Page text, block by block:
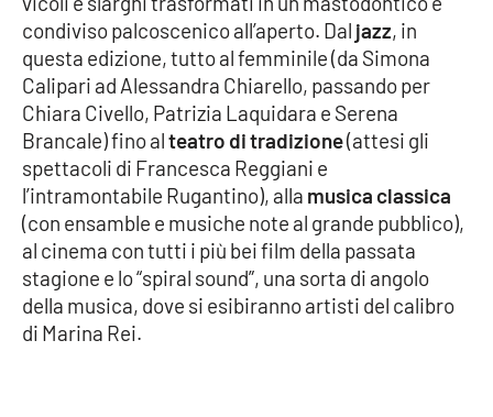
Sanità
Società
Sport
RUBRICHE
Good Morning Vietnam
Parchi Marini Calabria
condiviso palcoscenico all’aperto. Dal jazz, in
questa edizione, tutto al femminile (da Simona
Calipari ad Alessandra Chiarello, passando per
Chiara Civello, Patrizia Laquidara e Serena
Brancale) fino alteatro di tradizione(attesi gli
spettacoli di Francesca Reggiani e
l’intramontabile Rugantino), alla musica classica
(con ensamble e musiche note al grande pubblico),
al cinema con tutti i più bei film della passata
stagione e lo “spiral sound”, una sorta di angolo
della musica, dove si esibiranno artisti del calibro
di Marina Rei.